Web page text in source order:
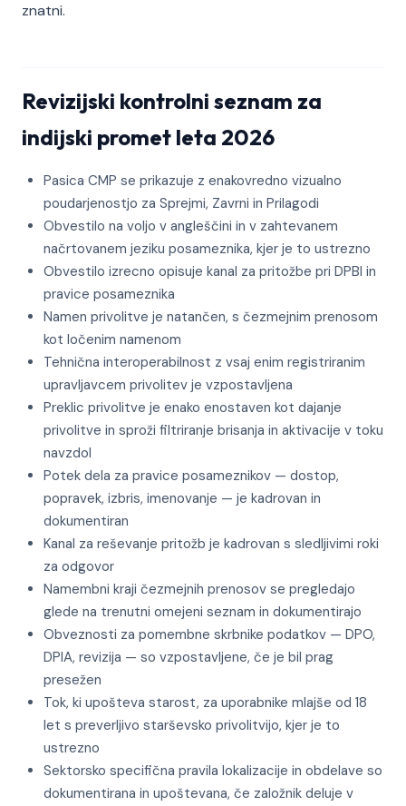
znatni.
Revizijski kontrolni seznam za
indijski promet leta 2026
Pasica CMP se prikazuje z enakovredno vizualno
poudarjenostjo za Sprejmi, Zavrni in Prilagodi
Obvestilo na voljo v angleščini in v zahtevanem
načrtovanem jeziku posameznika, kjer je to ustrezno
Obvestilo izrecno opisuje kanal za pritožbe pri DPBI in
pravice posameznika
Namen privolitve je natančen, s čezmejnim prenosom
kot ločenim namenom
Tehnična interoperabilnost z vsaj enim registriranim
upravljavcem privolitev je vzpostavljena
Preklic privolitve je enako enostaven kot dajanje
privolitve in sproži filtriranje brisanja in aktivacije v toku
navzdol
Potek dela za pravice posameznikov — dostop,
popravek, izbris, imenovanje — je kadrovan in
dokumentiran
Kanal za reševanje pritožb je kadrovan s sledljivimi roki
za odgovor
Namembni kraji čezmejnih prenosov se pregledajo
glede na trenutni omejeni seznam in dokumentirajo
Obveznosti za pomembne skrbnike podatkov — DPO,
DPIA, revizija — so vzpostavljene, če je bil prag
presežen
Tok, ki upošteva starost, za uporabnike mlajše od 18
let s preverljivo starševsko privolitvijo, kjer je to
ustrezno
Sektorsko specifična pravila lokalizacije in obdelave so
dokumentirana in upoštevana, če založnik deluje v